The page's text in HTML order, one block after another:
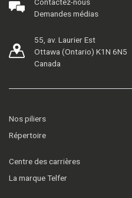
Demandes médias
55, av. Laurier Est
Ottawa (Ontario) K1N 6N5
Canada
Nos piliers
Répertoire
Centre des carrières
La marque Telfer